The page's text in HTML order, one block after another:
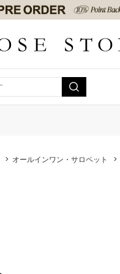
オールインワン・サロペット